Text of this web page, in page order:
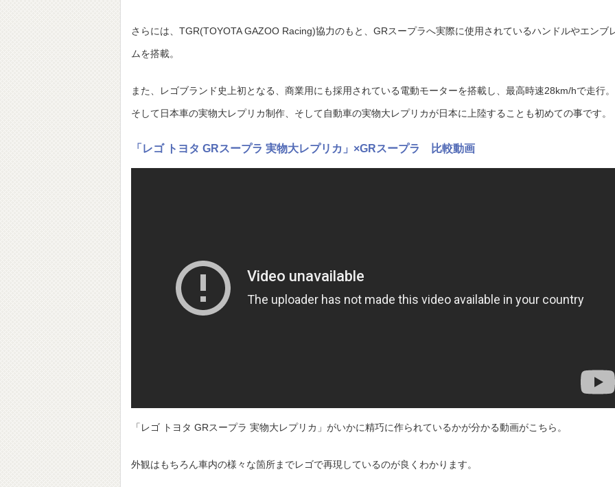
さらには、TGR(TOYOTA GAZOO Racing)協力のもと、GRスープラへ実際に使用されているハンドルやエンブ
ムを搭載。
また、レゴブランド史上初となる、商業用にも採用されている電動モーターを搭載し、最高時速28km/hで走行。
そして日本車の実物大レプリカ制作、そして自動車の実物大レプリカが日本に上陸することも初めての事です。
「レゴ トヨタ GRスープラ 実物大レプリカ」×GRスープラ 比較動画
「レゴ トヨタ GRスープラ 実物大レプリカ」がいかに精巧に作られているかが分かる動画がこちら。
外観はもちろん車内の様々な箇所までレゴで再現しているのが良くわかります。